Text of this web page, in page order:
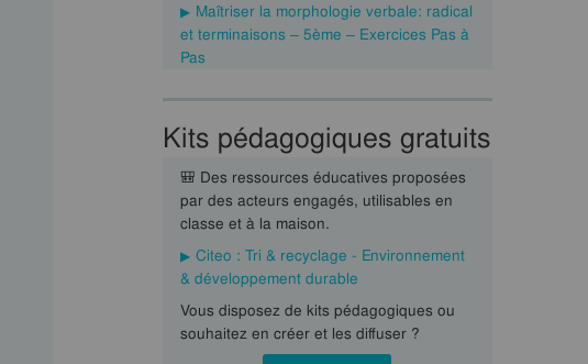
Maîtriser la morphologie verbale: radical
et terminaisons – 5ème – Exercices Pas à
Pas
Kits pédagogiques gratuits
🎒 Des ressources éducatives proposées
par des acteurs engagés, utilisables en
classe et à la maison.
Citeo : Tri & recyclage - Environnement
& développement durable
Vous disposez de kits pédagogiques ou
souhaitez en créer et les diffuser ?